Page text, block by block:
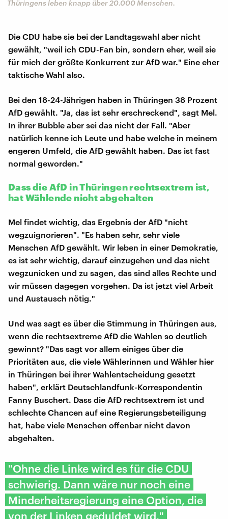
Thüringens leben knapp über 20.000 Menschen.
Die CDU habe sie bei der Landtagswahl aber nicht
gewählt, "weil ich CDU-Fan bin, sondern eher, weil sie
für mich der größte Konkurrent zur AfD war." Eine eher
taktische Wahl also.
Bei den 18-24-Jährigen haben in Thüringen 38 Prozent
AfD gewählt. "Ja, das ist sehr erschreckend", sagt Mel.
In ihrer Bubble aber sei das nicht der Fall. "Aber
natürlich kenne ich Leute und habe welche in meinem
engeren Umfeld, die AfD gewählt haben. Das ist fast
normal geworden."
Dass die AfD in Thüringen rechtsextrem ist,
hat Wählende nicht abgehalten
Mel findet wichtig, das Ergebnis der AfD "nicht
wegzuignorieren". "Es haben sehr, sehr viele
Menschen AfD gewählt. Wir leben in einer Demokratie,
es ist sehr wichtig, darauf einzugehen und das nicht
wegzunicken und zu sagen, das sind alles Rechte und
wir müssen dagegen vorgehen. Da ist jetzt viel Arbeit
und Austausch nötig."
Und was sagt es über die Stimmung in Thüringen aus,
wenn die rechtsextreme AfD die Wahlen so deutlich
gewinnt? "Das sagt vor allem einiges über die
Prioritäten aus, die viele Wählerinnen und Wähler hier
in Thüringen bei ihrer Wahlentscheidung gesetzt
haben", erklärt Deutschlandfunk-Korrespondentin
Fanny Buschert. Dass die AfD rechtsextrem ist und
schlechte Chancen auf eine Regierungsbeteiligung
hat, habe viele Menschen offenbar nicht davon
abgehalten.
"Ohne die Linke wird es für die CDU
schwierig. Dann wäre nur noch eine
Minderheitsregierung eine Option, die
von der Linken geduldet wird."